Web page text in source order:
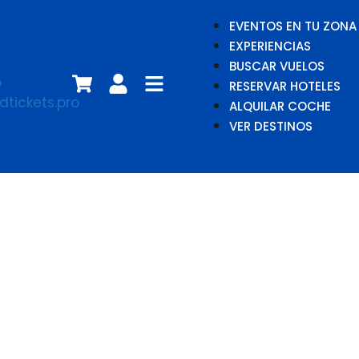
EVENTOS EN TU ZONA
EXPERIENCIAS
BUSCAR VUELOS
RESERVAR HOTELES
ALQUILAR COCHE
VER DESTINOS